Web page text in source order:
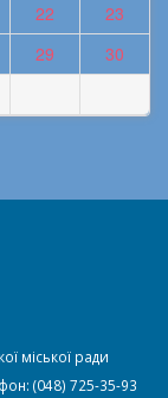
22
23
29
30
міської ради
(048) 725-35-93